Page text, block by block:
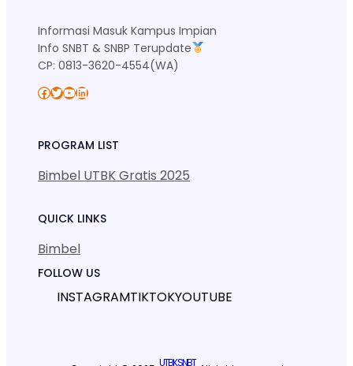
Informasi Masuk Kampus Impian
Info SNBT & SNBP Terupdate
CP: 0813-3620-4554(WA)
Facebook Twitter YouTube LinkedIn
PROGRAM LIST
Bimbel UTBK Gratis 2025
QUICK LINKS
Bimbel
FOLLOW US
INSTAGRAMTIKTOKYOUTUBE
UTBK SNBT